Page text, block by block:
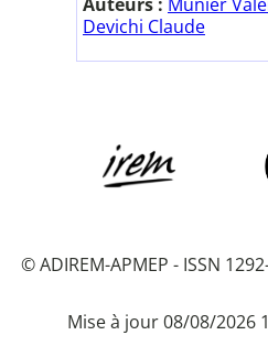
Devichi Claude
© ADIREM-APMEP - ISSN
Mise à jour 08/08/2026